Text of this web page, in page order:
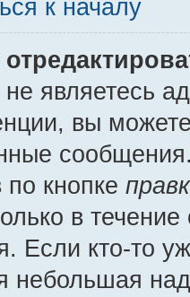
к началу
являетесь
вы можете
кнопке
в
Если кто-то
небольшая